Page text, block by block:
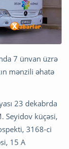
7 ünvan üzrə
mənzili əhatə
23 dekabrda
Seyidov küçəsi,
3168-ci
15 A